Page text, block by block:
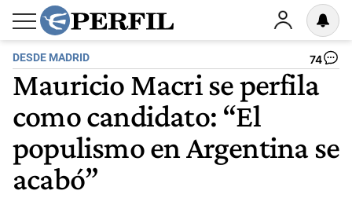
DESDE MADRID 74
Mauricio Macri se perfila
como candidato: “El
populismo en Argentina se
acabó”